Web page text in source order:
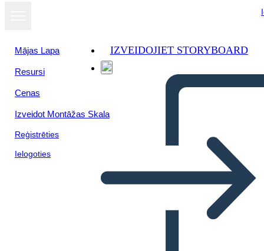
Mājas Lapa
Resursi
Cenas
Izveidot Montāžas Skala
Reģistrēties
Ielogoties
IZVEIDOJIET STORYBOARD